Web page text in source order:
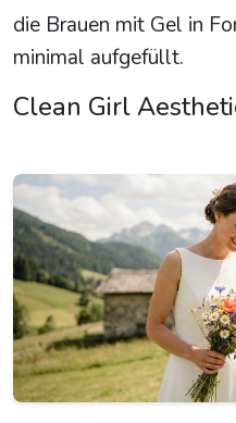
die Brauen mit Gel in
minimal aufgefüllt.
Clean Girl